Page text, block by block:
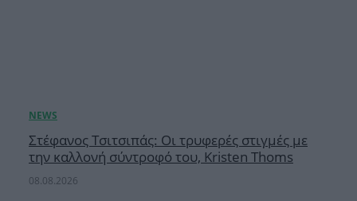
Στέφανος Τσιτσιπάς: Οι τρυφερές στιγμές με
την καλλονή σύντροφό του, Kristen Thoms
08.08.2026